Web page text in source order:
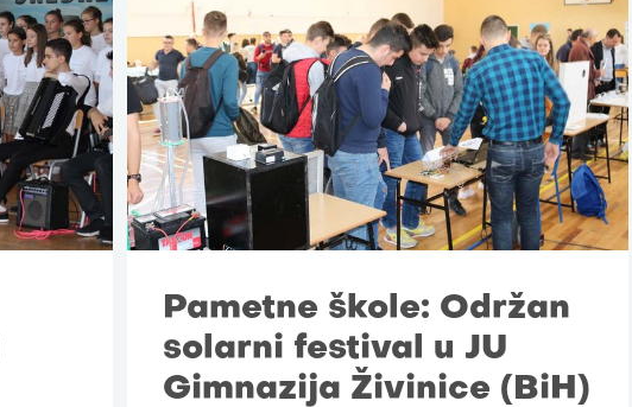
Pametne škole: Održan
solarni festival u JU
Gimnazija Živinice (BiH)